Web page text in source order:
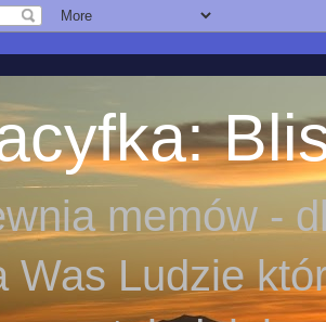
memów -
Was Ludzie